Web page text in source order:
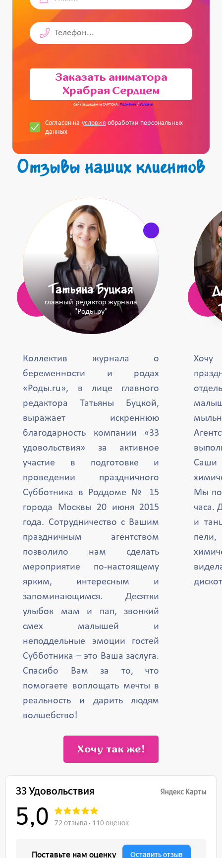
Заказать аниматора
Храбрая Сердцем
Сайт защищён reCAPTCHA. Политика/Условия
Согласен на условия обработки персональных
данных
Отзывы наших клиентов
Татьяна Буцкая
главный редактор журнала
"Роды.ру"
Коллектив журнала о
беременности и родах
«Роды.ru», в лице главного
редактора Татьяны Буцкой,
выражает искреннюю
благодарность компании «33
удовольствия» за активное
участие в подготовке и
проведении праздничного
Субботника в Роддоме № 15
города Москвы 20 июня 2015
года. Сотрудничество с Вашим
праздничным агентством
позволило нам сделать
мероприятие по-настоящему
ярким, интересным и
запоминающимся. Десятки
улыбок мам и пап, звонкий
смех малышей и
неподдельные эмоции гостей
Субботника – это Ваша заслуга.
Спасибо Вам за то, что
помогаете воплощать мечты в
реальность и дарить людям
волшебство!
Саши
Мы
часа.
и
Хочу так же!